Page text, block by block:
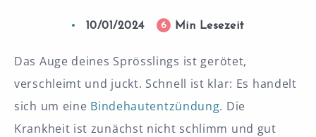
10/01/2024 6 Min Lesezeit
Das Auge deines Sprösslings ist gerötet,
verschleimt und juckt. Schnell ist klar: Es handelt
sich um eine Bindehautentzündung. Die
Krankheit ist zunächst nicht schlimm und gut